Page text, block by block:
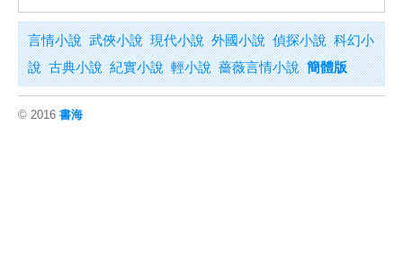
言情小說 武俠小說 現代小說 外國小說 偵探小說 科幻小
說 古典小說 紀實小說 輕小說 薔薇言情小說 簡體版
© 2016 書海